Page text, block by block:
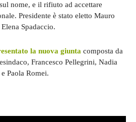
nome, e il rifiuto ad accettare
Presidente è stato eletto Mauro
Spadaccio.
la nuova giunta composta da
Francesco Pellegrini, Nadia
Paola Romei.